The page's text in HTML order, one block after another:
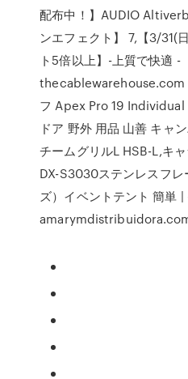
配布中！】AUDIO
ンエフェクト】 7,【3/31(
ト5倍以上】-上質で快適 -
thecablewarehouse.com
フ Apex Pro 19
ドア 野外 用品 山善 キャ
チームグリルL HSB-L,キ
DX-S3030ステンレスフ
ズ）イベントテント 簡単 |